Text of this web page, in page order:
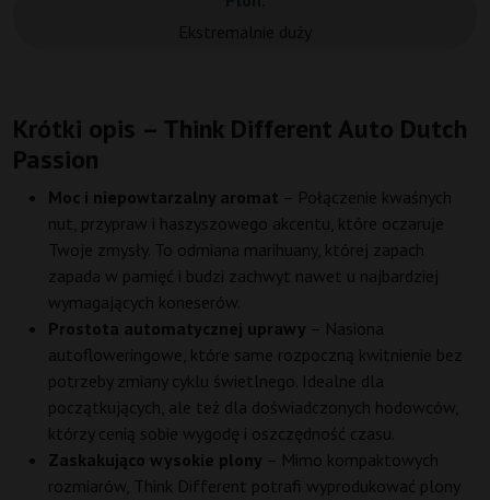
Krótki opis – Think Different Auto Dutch
Passion
Moc i niepowtarzalny aromat – Połączenie kwaśnych
nut, przypraw i haszyszowego akcentu, które oczaruje
Twoje zmysły. To odmiana marihuany, której zapach
zapada w pamięć i budzi zachwyt nawet u najbardziej
wymagających koneserów.
Prostota automatycznej uprawy – Nasiona
autofloweringowe, które same rozpoczną kwitnienie bez
potrzeby zmiany cyklu świetlnego. Idealne dla
początkujących, ale też dla doświadczonych hodowców,
którzy cenią sobie wygodę i oszczędność czasu.
Zaskakująco wysokie plony – Mimo kompaktowych
rozmiarów, Think Different potrafi wyprodukować plony